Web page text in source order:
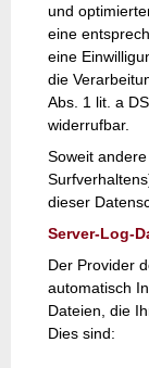
und
eine
eine
die
Abs. 1 lit. a
widerrufbar.
Soweit
dieser
Server-Log-
Der Provider
automatisch
Dateien, die
Dies sind: